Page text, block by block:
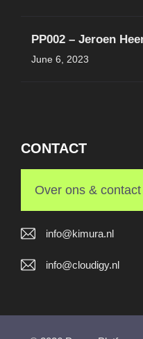
PP002 – Jeroen
June 6, 2023
CONTACT
Over ons & contact
info@kimura.nl
info@cloudigy.nl